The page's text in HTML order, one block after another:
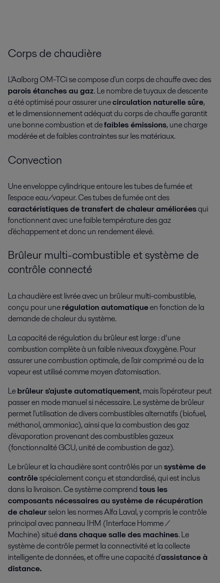
Corps de chaudière
L'Aalborg OM-TCi se compose d'un corps de chauffe avec des
parois étanches au gaz. Le nombre de tuyaux de descente
a été optimisé pour assurer unecirculation naturelle sûre,
et le dimensionnement adéquat du corps de chauffe garantit
une bonne combustion et defaibles émissions, une charge
modérée et de faibles contraintes sur les matériaux.
Convection
Une enveloppe cylindrique entoure les tubes de fumée et
l'espace eau/vapeur. Ces tubes de fumée ont des
caractéristiques de transfert de chaleur amélioréesqui
fonctionnent avec une faible température des gaz
d'échappement et donc un rendement élevé.
Brûleur multi-combustible et système de
contrôle connecté
La chaudière est livrée avec un brûleur multi-combustible,
conçu pour unerégulation automatiqueen fonction de la
demande de chaleur du système.
La capacité de régulation du brûleur est large : d’une
combustion complète à un faible niveaux d'oxygène. Pour
assurer une combustion optimale, de l'air comprimé ou de la
vapeur est utilisé comme moyen d'atomisation.
Lebrûleur s'ajuste automatiquement, mais l'opérateur peut
passer en mode manuel si nécessaire. Le système de brûleur
permet l'utilisation de divers combustibles alternatifs (biofuel,
méthanol, ammoniac), ainsi que la combustion des gaz
d'évaporation provenant des combustibles gazeux
(fonctionnalité GCU, unité de combustion de gaz).
Le brûleur et la chaudière sont contrôlés par unsystème de
contrôlespécialement conçu et standardisé, qui est inclus
dans la livraison. Ce système comprend tous les
composants nécessaires au système de récupération
de chaleurselon les normes Alfa Laval, y compris le contrôle
principal avec panneau IHM (Interface Homme /
Machine) situédans chaque salle des machines. Le
système de contrôle permet la connectivité et la collecte
intelligente de données, et offre une capacité d'assistance à
distance.